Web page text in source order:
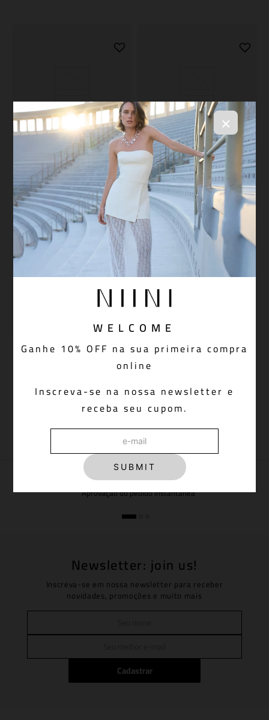
×
WELCOME
Ganhe 10% OFF na sua primeira compra
online
Inscreva-se na nossa newsletter e
receba seu cupom.
SUBMIT
BLUSA KYLE GREY CALÇA BAGGY NATALIE OFF
T-SHIRT OVERSIZED
PAGUE VIA PIX COM 5% OFF
Aprovação do pedido instantânea
Newsletter: join us!
Inscreva-se em nossa newsletter para receber
novidades, promoções e muito mais
Cadastrar